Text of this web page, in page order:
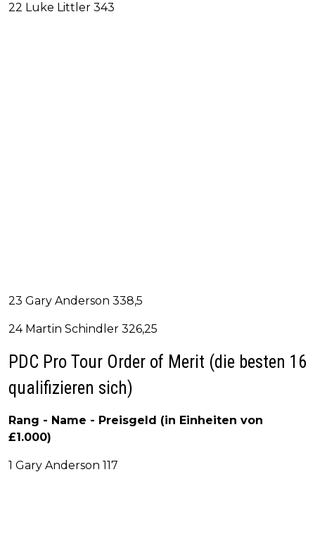
22 Luke Littler 343
23 Gary Anderson 338,5
24 Martin Schindler 326,25
PDC Pro Tour Order of Merit (die besten 16
qualifizieren sich)
Rang - Name - Preisgeld (in Einheiten von
£1.000)
1 Gary Anderson 117